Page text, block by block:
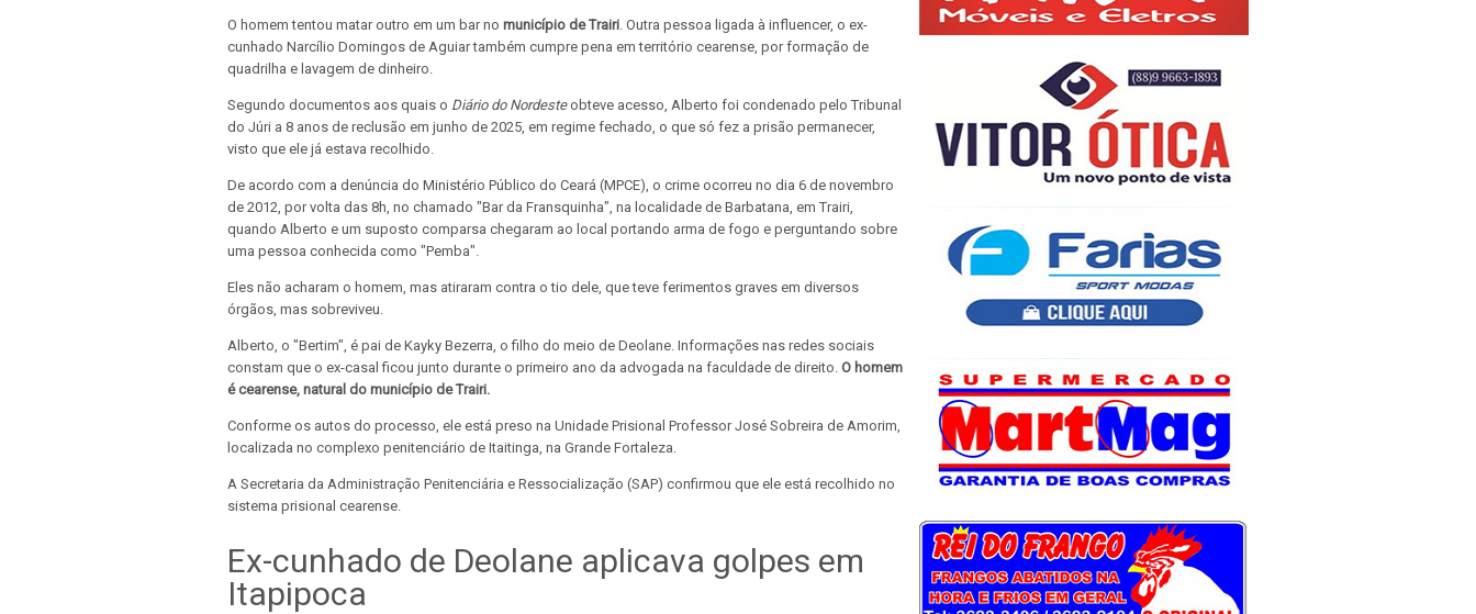
O homem tentou matar outro em um bar no município de Trairi. Outra pessoa ligada à influencer, o ex-
cunhado Narcílio Domingos de Aguiar também cumpre pena em território cearense, por formação de
quadrilha e lavagem de dinheiro.
Segundo documentos aos quais o Diário do Nordesteobteve acesso, Alberto foi condenado pelo Tribunal
do Júri a 8 anos de reclusão em junho de 2025, em regime fechado, o que só fez a prisão permanecer,
visto que ele já estava recolhido.
De acordo com a denúncia do Ministério Público do Ceará (MPCE), o crime ocorreu no dia 6 de novembro
de 2012, por volta das 8h, no chamado "Bar da Fransquinha", na localidade de Barbatana, em Trairi,
quando Alberto e um suposto comparsa chegaram ao local portando arma de fogo e perguntando sobre
uma pessoa conhecida como "Pemba".
Eles não acharam o homem, mas atiraram contra o tio dele, que teve ferimentos graves em diversos
órgãos, mas sobreviveu.
Alberto, o "Bertim", é pai de Kayky Bezerra, o filho do meio de Deolane. Informações nas redes sociais
constam que o ex-casal ficou junto durante o primeiro ano da advogada na faculdade de direito. O homem
é cearense, natural do município de Trairi.
Conforme os autos do processo, ele está preso na Unidade Prisional Professor José Sobreira de Amorim,
localizada no complexo penitenciário de Itaitinga, na Grande Fortaleza.
A Secretaria da Administração Penitenciária e Ressocialização (SAP) confirmou que ele está recolhido no
sistema prisional cearense.
Ex-cunhado de Deolane aplicava golpes em
Itapipoca